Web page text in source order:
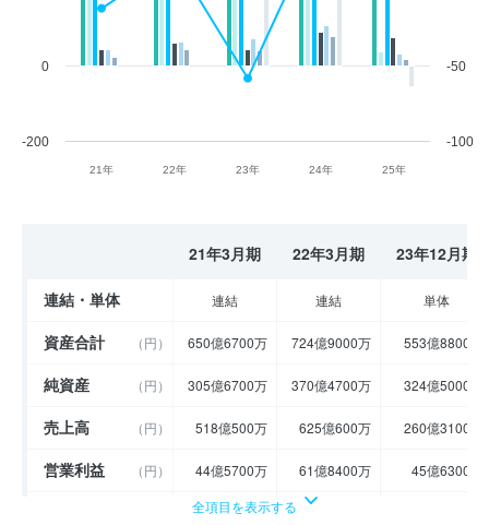
21年 22年 23年 24年 25年
-200
0
-100
-50
21年3月期 22年3月期 23年12月期
連結・単体 連結 連結 単体
資産合計 （円） 650億6700万 724億9000万 553億8800万
純資産 （円） 305億6700万 370億4700万 324億5000万
売上高 （円） 518億500万 625億600万 260億3100万
営業利益 （円） 44億5700万 61億8400万 45億6300万
45億5000万
全項目を表示する